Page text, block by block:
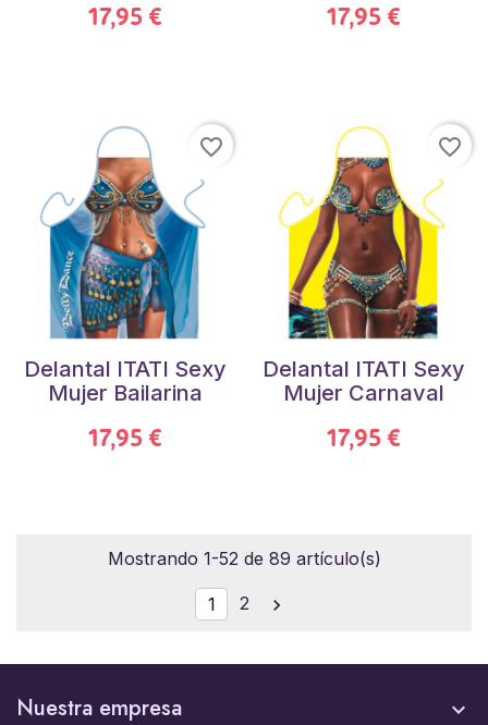
17,95 € 17,95 €
Delantal ITATI Sexy
Mujer Bailarina
17,95 €
favorite_border
Delantal ITATI Sexy
Mujer Carnaval
17,95 €
favorite_border
Mostrando 1-52 de 89 artículo(s)
1 2 
Nuestra empresa 